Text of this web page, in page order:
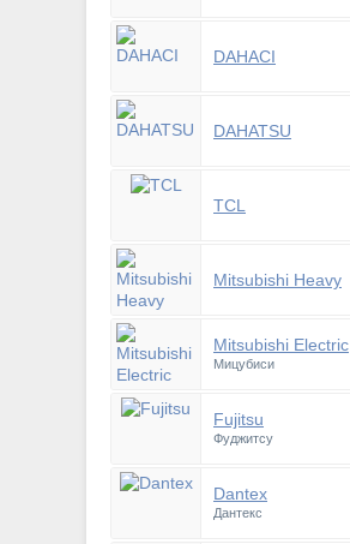
DAHACI
DAHATSU
TCL
Mitsubishi Heavy
Mitsubishi Electric
Мицубиси
Fujitsu
Фуджитсу
Dantex
Дантекс